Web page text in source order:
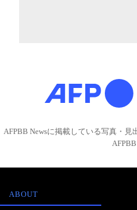
AFPBB Newsに掲載している写真・
ABOUT